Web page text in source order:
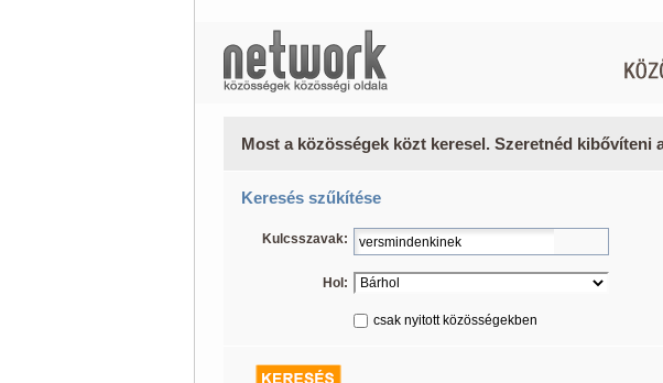
Most a közösségek közt keresel. Szeretnéd kibővíteni
Keresés szűkítése
Kulcsszavak:
Hol:
csak nyitott közösségekben